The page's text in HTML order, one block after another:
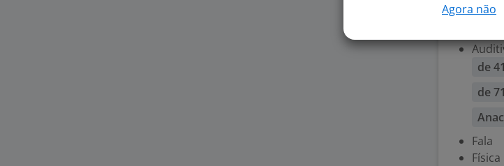
de
de
Fala
Física
Agora não